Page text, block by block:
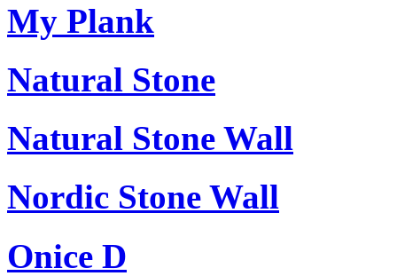
My Plank
Natural Stone
Natural Stone Wall
Nordic Stone Wall
Onice D